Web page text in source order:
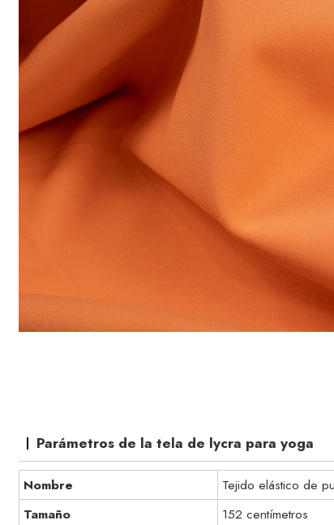
Parámetros de la tela de lycra para yoga
Nombre
Tejido elástico de
Tamaño
152 centímetros